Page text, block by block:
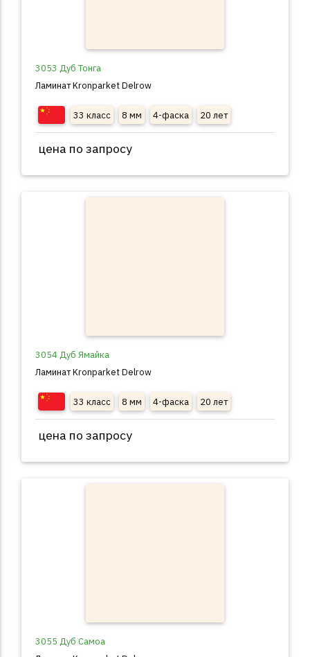
3053 Дуб Тонга
Ламинат Kronparket Delrow
33 класс 8 мм 4-фаска 20 лет
цена по запросу
3054 Дуб Ямайка
Ламинат Kronparket Delrow
33 класс 8 мм 4-фаска 20 лет
цена по запросу
3055 Дуб Самоа